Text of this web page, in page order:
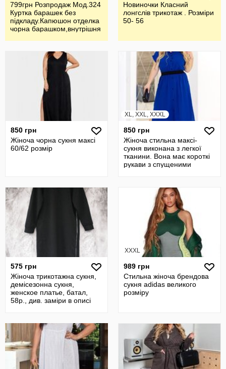
799грн Розпродаж Мод.324
Куртка барашек без
підкладу.Капюшон отделка
чорна барашком,внутрішня
Новиночки Класний
лонгслів трикотаж . Розміри
50- 56
850 грн
Жіноча чорна сукня максі
60/62 розмір
XL, XXL, XXXL
850 грн
Жіноча стильна максі-
сукня виконана з легкої
тканини. Вона має короткі
рукави з спущеними
575 грн
Жіноча трикотажна сукня,
демісезонна сукня,
женское платье, батал,
58р., див. заміри в описі
XXXL
989 грн
Стильна жіноча брендова
сукня adidas великого
розміру